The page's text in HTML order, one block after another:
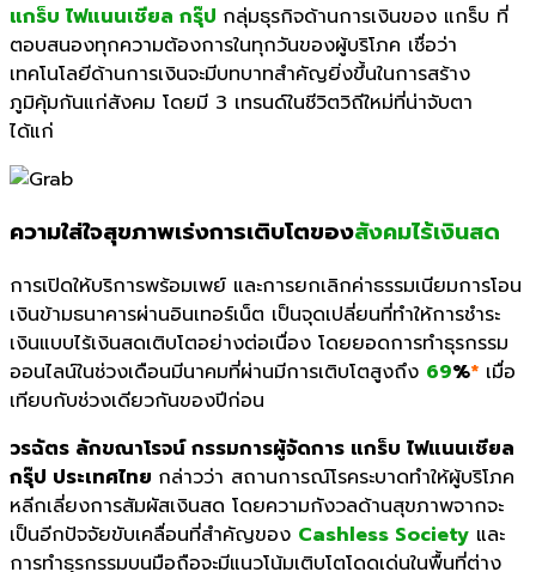
แกร็บ ไฟแนนเชียล กรุ๊ป กลุ่มธุรกิจด้านการเงินของ แกร็บ ที่
ตอบสนองทุกความต้องการในทุกวันของผู้บริโภค เชื่อว่า
เทคโนโลยีด้านการเงินจะมีบทบาทสำคัญยิ่งขึ้นในการสร้าง
ภูมิคุ้มกันแก่สังคม โดยมี 3 เทรนด์ในชีวิตวิถีใหม่ที่น่าจับตา
ได้แก่
ความใส่ใจสุขภาพเร่งการเติบโตของสังคมไร้เงินสด
การเปิดให้บริการพร้อมเพย์ และการยกเลิกค่าธรรมเนียมการโอน
เงินข้ามธนาคารผ่านอินเทอร์เน็ต เป็นจุดเปลี่ยนที่ทำให้การชำระ
เงินแบบไร้เงินสดเติบโตอย่างต่อเนื่อง โดยยอดการทำธุรกรรม
ออนไลน์ในช่วงเดือนมีนาคมที่ผ่านมีการเติบโตสูงถึง 69%* เมื่อ
เทียบกับช่วงเดียวกันของปีก่อน
วรฉัตร ลักขณาโรจน์ กรรมการผู้จัดการ แกร็บ ไฟแนนเชียล
กรุ๊ป ประเทศไทย กล่าวว่า สถานการณ์โรคระบาดทำให้ผู้บริโภค
หลีกเลี่ยงการสัมผัสเงินสด โดยความกังวลด้านสุขภาพจากจะ
เป็นอีกปัจจัยขับเคลื่อนที่สำคัญของ Cashless Society และ
การทำธุรกรรมบนมือถือจะมีแนวโน้มเติบโตโดดเด่นในพื้นที่ต่าง